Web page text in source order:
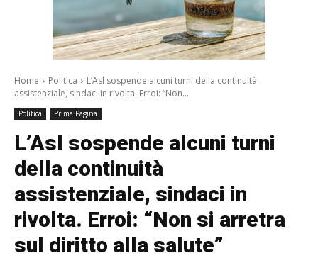
Home Politica
L’Asl sospende alcuni turni della continuità
assistenziale, sindaci in rivolta. Erroi: “Non...
Politica Prima Pagina
L’Asl sospende alcuni turni
della continuità
assistenziale, sindaci in
rivolta. Erroi: “Non si arretra
sul diritto alla salute”